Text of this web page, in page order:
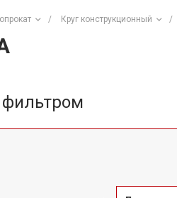
/ Круг конструкционный /
фильтром